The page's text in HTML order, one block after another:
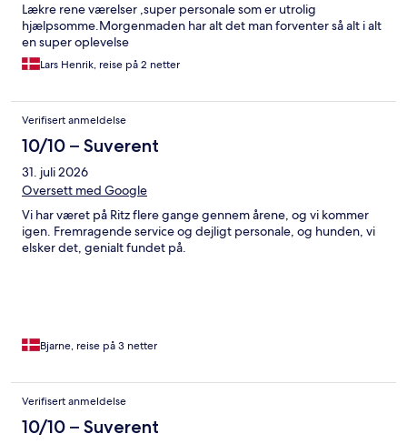
Lækre rene værelser ,super personale som er utrolig
hjælpsomme.Morgenmaden har alt det man forventer så alt i alt
en super oplevelse
Lars Henrik, reise på 2 netter
Verifisert anmeldelse
10/10 – Suverent
31. juli 2026
Oversett med Google
Vi har været på Ritz flere gange gennem årene, og vi kommer
igen. Fremragende service og dejligt personale, og hunden, vi
elsker det, genialt fundet på.
Bjarne, reise på 3 netter
Verifisert anmeldelse
10/10 – Suverent